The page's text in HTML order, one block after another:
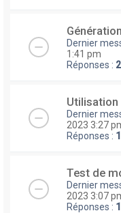
Dernier
1:41 pm
Réponses : 2
Dernier
2023 3:27
Réponses : 1
Test de
Dernier
2023 3:07
Réponses : 1